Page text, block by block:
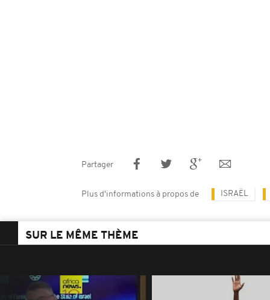
Partager
Plus d'informations à propos de ISRAËL
SUR LE MÊME THÈME